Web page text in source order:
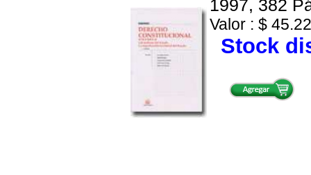
1997, 382
Valor : $
Stock